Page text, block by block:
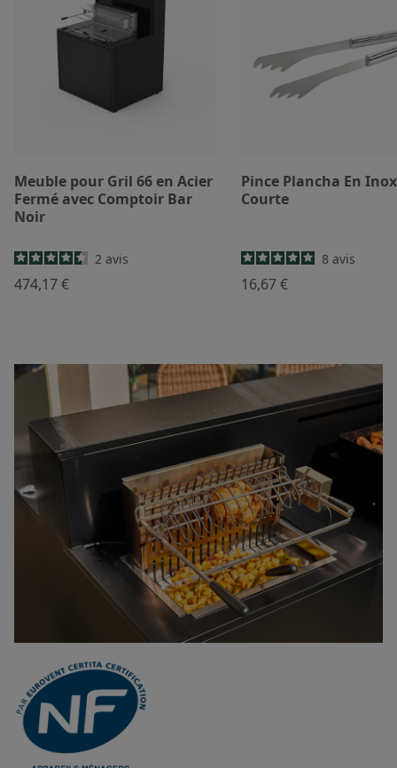
Meuble pour Gril 66 en Acier
Fermé avec Comptoir Bar
Noir
2 avis
474,17 €
Pince Plancha En Inox
Courte
8 avis
16,67 €